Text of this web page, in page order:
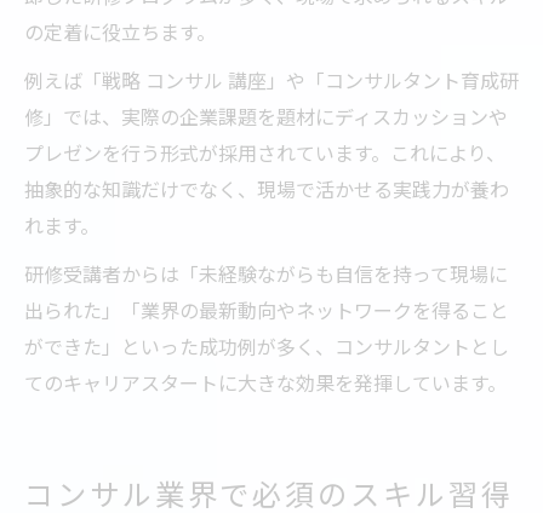
の定着に役立ちます。
例えば「戦略 コンサル 講座」や「コンサルタント育成研
修」では、実際の企業課題を題材にディスカッションや
プレゼンを行う形式が採用されています。これにより、
抽象的な知識だけでなく、現場で活かせる実践力が養わ
れます。
研修受講者からは「未経験ながらも自信を持って現場に
出られた」「業界の最新動向やネットワークを得ること
ができた」といった成功例が多く、コンサルタントとし
てのキャリアスタートに大きな効果を発揮しています。
コンサル業界で必須のスキル習得